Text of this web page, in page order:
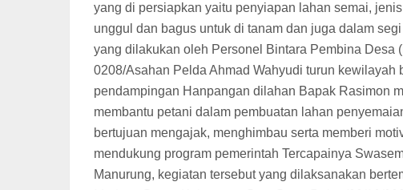
yang di persiapkan yaitu penyiapan lahan semai,
unggul dan bagus untuk di tanam dan juga dalam
yang dilakukan oleh Personel Bintara Pembina
0208/Asahan Pelda Ahmad Wahyudi turun kewilayah
pendampingan Hanpangan dilahan Bapak Rasimon
membantu petani dalam pembuatan lahan
bertujuan mengajak, menghimbau serta memberi
mendukung program pemerintah Tercapainya
Manurung, kegiatan tersebut yang dilaksanakan